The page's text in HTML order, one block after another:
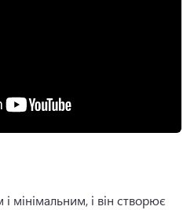
мінімальним, і він створює